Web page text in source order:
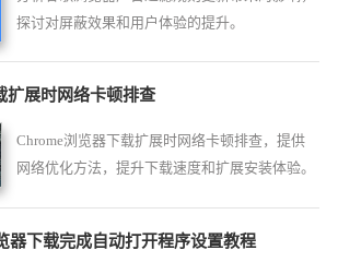
探讨对屏蔽效果和用户体验的提升。
扩展时网络卡顿排查
Chrome浏览器下载扩展时网络卡顿排查，提供
网络优化方法，提升下载速度和扩展安装体验。
器下载完成自动打开程序设置教程